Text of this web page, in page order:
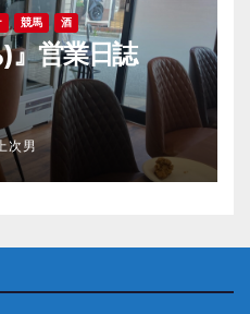
競馬 酒
』営業日誌
次男